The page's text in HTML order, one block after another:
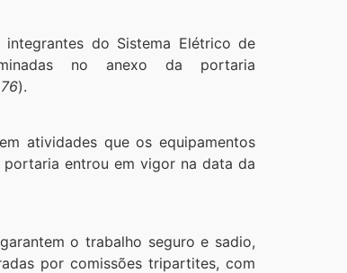
do Sistema Elétrico de
no anexo da portaria
).
atividades que os equipamentos
entrou em vigor na data da
o trabalho seguro e sadio,
por comissões tripartites, com